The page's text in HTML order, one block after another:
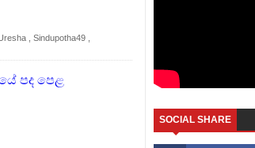
Sindupotha49
SOCIAL SHARE